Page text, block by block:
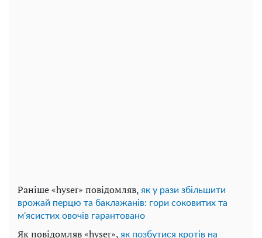
Раніше «hyser» повідомляв, як у рази збільшити
врожай перцю та баклажанів: гори соковитих та
м'ясистих овочів гарантовано
Як повідомляв «hyser», як позбутися кротів на